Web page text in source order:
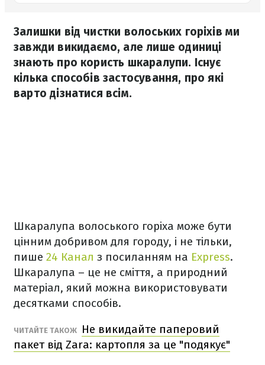
Залишки від чистки волоських горіхів ми
завжди викидаємо, але лише одиниці
знають про користь шкаралупи. Існує
кілька способів застосування, про які
варто дізнатися всім.
Шкаралупа волоського горіха може бути
цінним добривом для городу, і не тільки,
пише 24 Канал з посиланням на Express.
Шкаралупа – це не сміття, а природний
матеріал, який можна використовувати
десятками способів.
ЧИТАЙТЕ ТАКОЖ
Не викидайте паперовий
пакет від Zara: картопля за це "подякує"